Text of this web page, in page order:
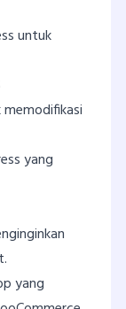
untuk
yang
yang